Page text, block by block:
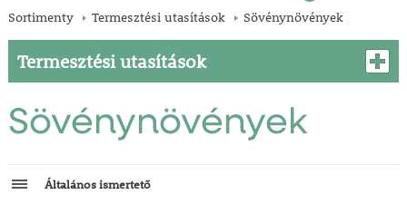
Sortimenty Termesztési utasítások Sövénynövények
Termesztési utasítások
Sövénynövények
Általános ismertető